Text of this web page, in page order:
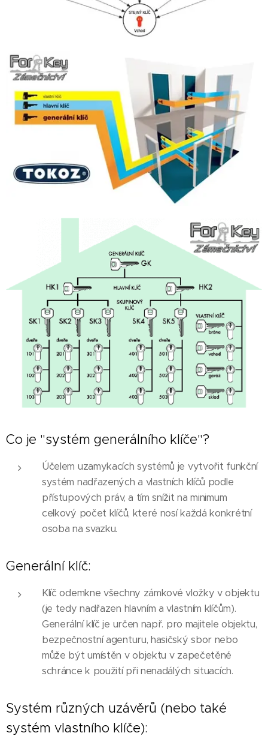
Co je "systém generálního klíče"?
Účelem uzamykacích systémů je vytvořit funkční
systém nadřazených a vlastních klíčů podle
přístupových práv, a tím snížit na minimum
celkový počet klíčů, které nosí každá konkrétní
osoba na svazku.
Generální klíč:
Klíč odemkne všechny zámkové vložky v objektu
(je tedy nadřazen hlavním a vlastním klíčům).
Generální klíč je určen např. pro majitele objektu,
bezpečnostní agenturu, hasičský sbor nebo
může být umístěn v objektu v zapečetěné
schránce k použití při nenadálých situacích.
Systém různých uzávěrů (nebo také
systém vlastního klíče):